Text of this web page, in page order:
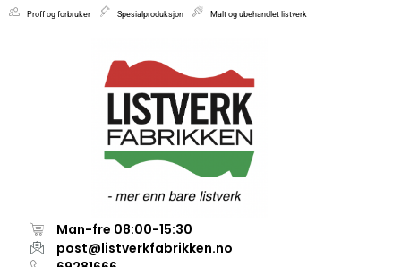
Proff og forbruker Spesialproduksjon Malt og ubehandlet listverk
Man-fre 08:00-15:30
post@listverkfabrikken.no